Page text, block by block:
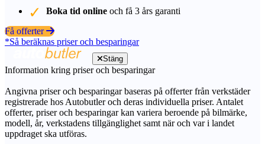
Boka tid online och få 3 års garanti
Få offerter
*Så beräknas priser och besparingar
Stäng
Information kring priser och besparingar
Angivna priser och besparingar baseras på offerter från verkstäder
registrerade hos Autobutler och deras individuella priser. Antalet
offerter, priser och besparingar kan variera beroende på bilmärke,
modell, år, verkstadens tillgänglighet samt när och var i landet
uppdraget ska utföras.